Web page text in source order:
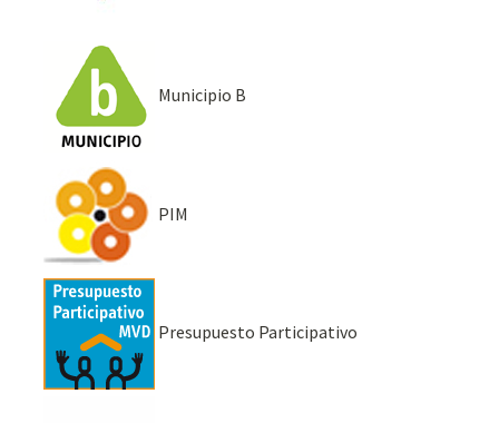
Municipio B
PIM
Presupuesto Participativo